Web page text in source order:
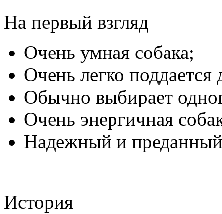
На первый взгляд
Очень умная собака;
Очень легко поддается
Обычно выбирает
Очень энергичная
Надежный и преданный
История